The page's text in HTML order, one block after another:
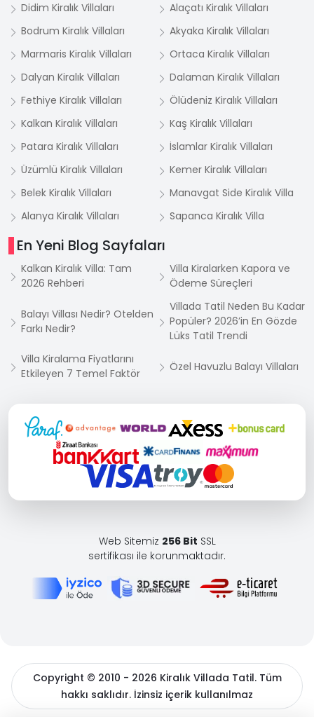
Didim Kiralık Villaları
Alaçatı Kiralık Villaları
Bodrum Kiralık Villaları
Akyaka Kiralık Villaları
Marmaris Kiralık Villaları
Ortaca Kiralık Villaları
Dalyan Kiralık Villaları
Dalaman Kiralık Villaları
Fethiye Kiralık Villaları
Ölüdeniz Kiralık Villaları
Kalkan Kiralık Villaları
Kaş Kiralık Villaları
Patara Kiralık Villaları
İslamlar Kiralık Villaları
Üzümlü Kiralık Villaları
Kemer Kiralık Villaları
Belek Kiralık Villaları
Manavgat Side Kiralık Villa
Alanya Kiralık Villaları
Sapanca Kiralık Villa
En Yeni Blog Sayfaları
Kalkan Kiralık Villa: Tam
2026 Rehberi
Villa Kiralarken Kapora ve
Ödeme Süreçleri
Balayı Villası Nedir? Otelden
Farkı Nedir?
Villada Tatil Neden Bu Kadar
Popüler? 2026’in En Gözde
Lüks Tatil Trendi
Villa Kiralama Fiyatlarını
Etkileyen 7 Temel Faktör
Özel Havuzlu Balayı Villaları
Web Sitemiz 256 Bit SSL
sertifikası ile korunmaktadır.
Copyright © 2010 - 2026 Kiralık Villada Tatil. Tüm
hakkı saklıdır. İzinsiz içerik kullanılmaz